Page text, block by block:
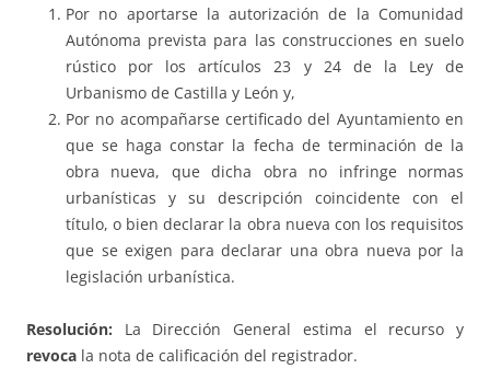
Por no aportarse la autorización de la Comunidad
Autónoma prevista para las construcciones en suelo
rústico por los artículos 23 y 24 de la Ley de
Urbanismo de Castilla y León y,
Por no acompañarse certificado del Ayuntamiento en
que se haga constar la fecha de terminación de la
obra nueva, que dicha obra no infringe normas
urbanísticas y su descripción coincidente con el
título, o bien declarar la obra nueva con los requisitos
que se exigen para declarar una obra nueva por la
legislación urbanística.
Resolución: La Dirección General estima el recurso y
revoca la nota de calificación del registrador.